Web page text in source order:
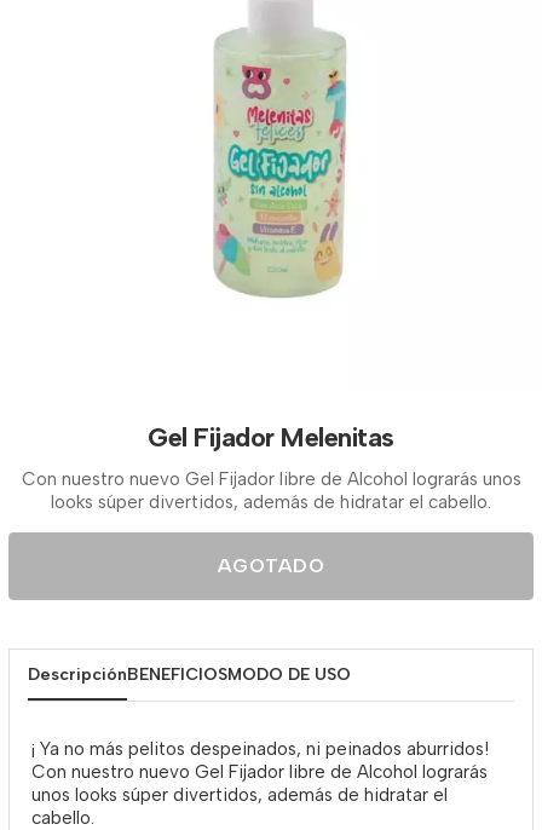
Gel Fijador Melenitas
Con nuestro nuevo Gel Fijador libre de Alcohol lograrás unos
looks súper divertidos, además de hidratar el cabello.
AGOTADO
DescripciónBENEFICIOSMODO DE USO
¡ Ya no más pelitos despeinados, ni peinados aburridos!
Con nuestro nuevo Gel Fijador libre de Alcohol lograrás
unos looks súper divertidos, además de hidratar el
cabello.